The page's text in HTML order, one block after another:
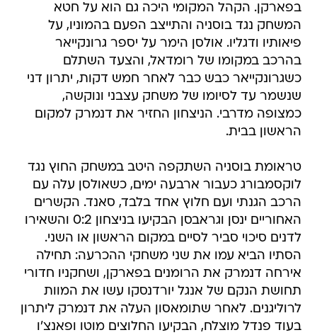
בפארקן. הקהל המקומי היכה גם הוא על חטא
המשחק נגד בוסניה והתייצב הפעם בהמוניו, על
פיאותיו ודגליו. אולסן הימר על יספר גרונקייאר
בהרכב במקומו של רומדאל, והצעד השתלם
כשגרונקייאר כבש כבר לאחר חמש דקות, יתרון דני
שנשמר עד לסיומו של משחק עצבני ונוקשה,
כמצופה מדרבי. הניצחון החזיר את דנמרק למקום
הראשון בבית.
טראומת בוסניה השתקפה היטב במשחק החוץ נגד
לוקסמבורג כעבור ארבעה ימים, כשאולסן עלה עם
הרכב הגנתי ועם חלוץ אחד בלבד, סאנד. הקשרים
האחוריים ינסן וגראבסן הבקיעו בניצחון 0:2 והשאירו
לדנים סיכוי סביר לסיים במקום הראשון או השני.
הסתיו הביא עמו את שני משחקי ההכרעה: תחילה
אירחה דנמרק את הרומנים בפארקן, ושחקניו חדורי
תחושת הנקם של אנגל יורדנסקו עשו את המוות
לרוליגנים. לאחר שתומאסון העלה את דנמרק ליתרון
בעוד פנדל מוצלח, הבקיעו החלוצים מוטו ופאנצ'ו